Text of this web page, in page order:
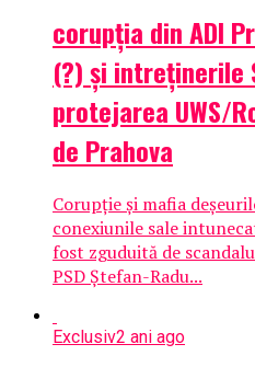
corupția din ADI
(?) și intreținerile
protejarea UWS/
de Prahova
Corupție și mafia
conexiunile sale
fost zguduită de
PSD Ștefan-Radu...
Exclusiv2 ani ago